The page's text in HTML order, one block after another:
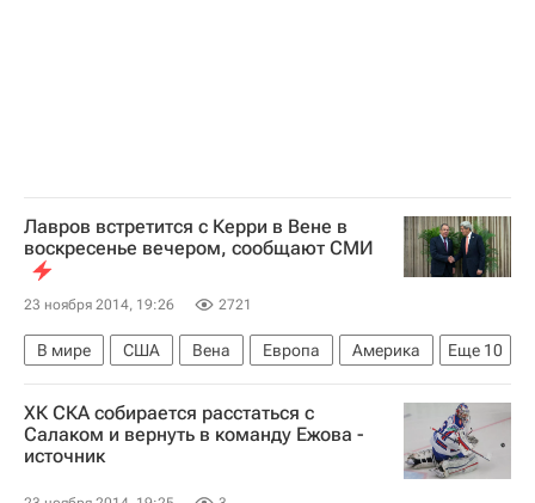
Лавров встретится с Керри в Вене в
воскресенье вечером, сообщают СМИ
23 ноября 2014, 19:26 2721
Еще 10
В мире США Вена Европа
Америка
Австрия
Весь мир
Северная Америка
Джон Керри
Сергей Лавров
Франк-Вальтер Штайнмайер
МИД Германии
ХК СКА собирается расстаться с
Салаком и вернуть в команду Ежова -
источник